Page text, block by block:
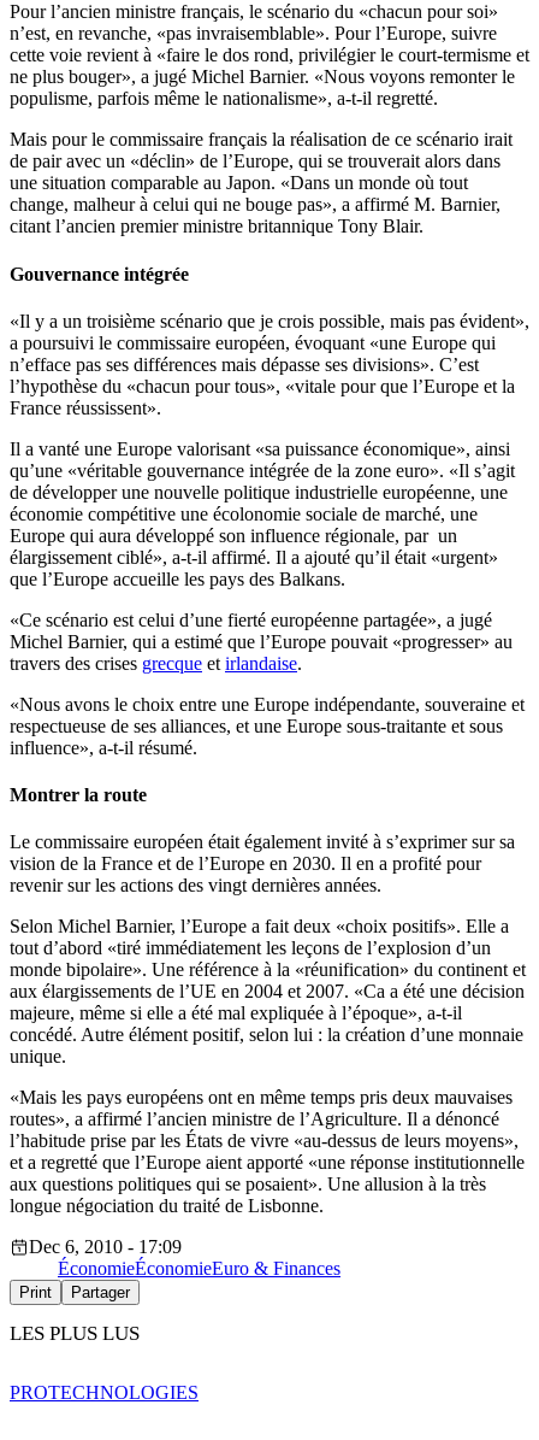
Pour l’ancien ministre français, le scénario du «chacun pour soi»
n’est, en revanche, «pas invraisemblable». Pour l’Europe, suivre
cette voie revient à «faire le dos rond, privilégier le court-termisme et
ne plus bouger», a jugé Michel Barnier. «Nous voyons remonter le
populisme, parfois même le nationalisme», a-t-il regretté.
Mais pour le commissaire français la réalisation de ce scénario irait
de pair avec un «déclin» de l’Europe, qui se trouverait alors dans
une situation comparable au Japon. «Dans un monde où tout
change, malheur à celui qui ne bouge pas», a affirmé M. Barnier,
citant l’ancien premier ministre britannique Tony Blair.
Gouvernance intégrée
«Il y a un troisième scénario que je crois possible, mais pas évident»,
a poursuivi le commissaire européen, évoquant «une Europe qui
n’efface pas ses différences mais dépasse ses divisions». C’est
l’hypothèse du «chacun pour tous», «vitale pour que l’Europe et la
France réussissent».
Il a vanté une Europe valorisant «sa puissance économique», ainsi
qu’une «véritable gouvernance intégrée de la zone euro». «Il s’agit
de développer une nouvelle politique industrielle européenne, une
économie compétitive une écolonomie sociale de marché, une
Europe qui aura développé son influence régionale, par un
élargissement ciblé», a-t-il affirmé. Il a ajouté qu’il était «urgent»
que l’Europe accueille les pays des Balkans.
«Ce scénario est celui d’une fierté européenne partagée», a jugé
Michel Barnier, qui a estimé que l’Europe pouvait «progresser» au
travers des crises grecque et irlandaise.
«Nous avons le choix entre une Europe indépendante, souveraine et
respectueuse de ses alliances, et une Europe sous-traitante et sous
influence», a-t-il résumé.
Montrer la route
Le commissaire européen était également invité à s’exprimer sur sa
vision de la France et de l’Europe en 2030. Il en a profité pour
revenir sur les actions des vingt dernières années.
Selon Michel Barnier, l’Europe a fait deux «choix positifs». Elle a
tout d’abord «tiré immédiatement les leçons de l’explosion d’un
monde bipolaire». Une référence à la «réunification» du continent et
aux élargissements de l’UE en 2004 et 2007. «Ca a été une décision
majeure, même si elle a été mal expliquée à l’époque», a-t-il
concédé. Autre élément positif, selon lui : la création d’une monnaie
unique.
«Mais les pays européens ont en même temps pris deux mauvaises
routes», a affirmé l’ancien ministre de l’Agriculture. Il a dénoncé
l’habitude prise par les États de vivre «au-dessus de leurs moyens»,
et a regretté que l’Europe aient apporté «une réponse institutionnelle
aux questions politiques qui se posaient». Une allusion à la très
longue négociation du traité de Lisbonne.
Dec 6, 2010 - 17:09
ÉconomieÉconomieEuro & Finances
Print Partager
LES PLUS LUS
PROTECHNOLOGIES